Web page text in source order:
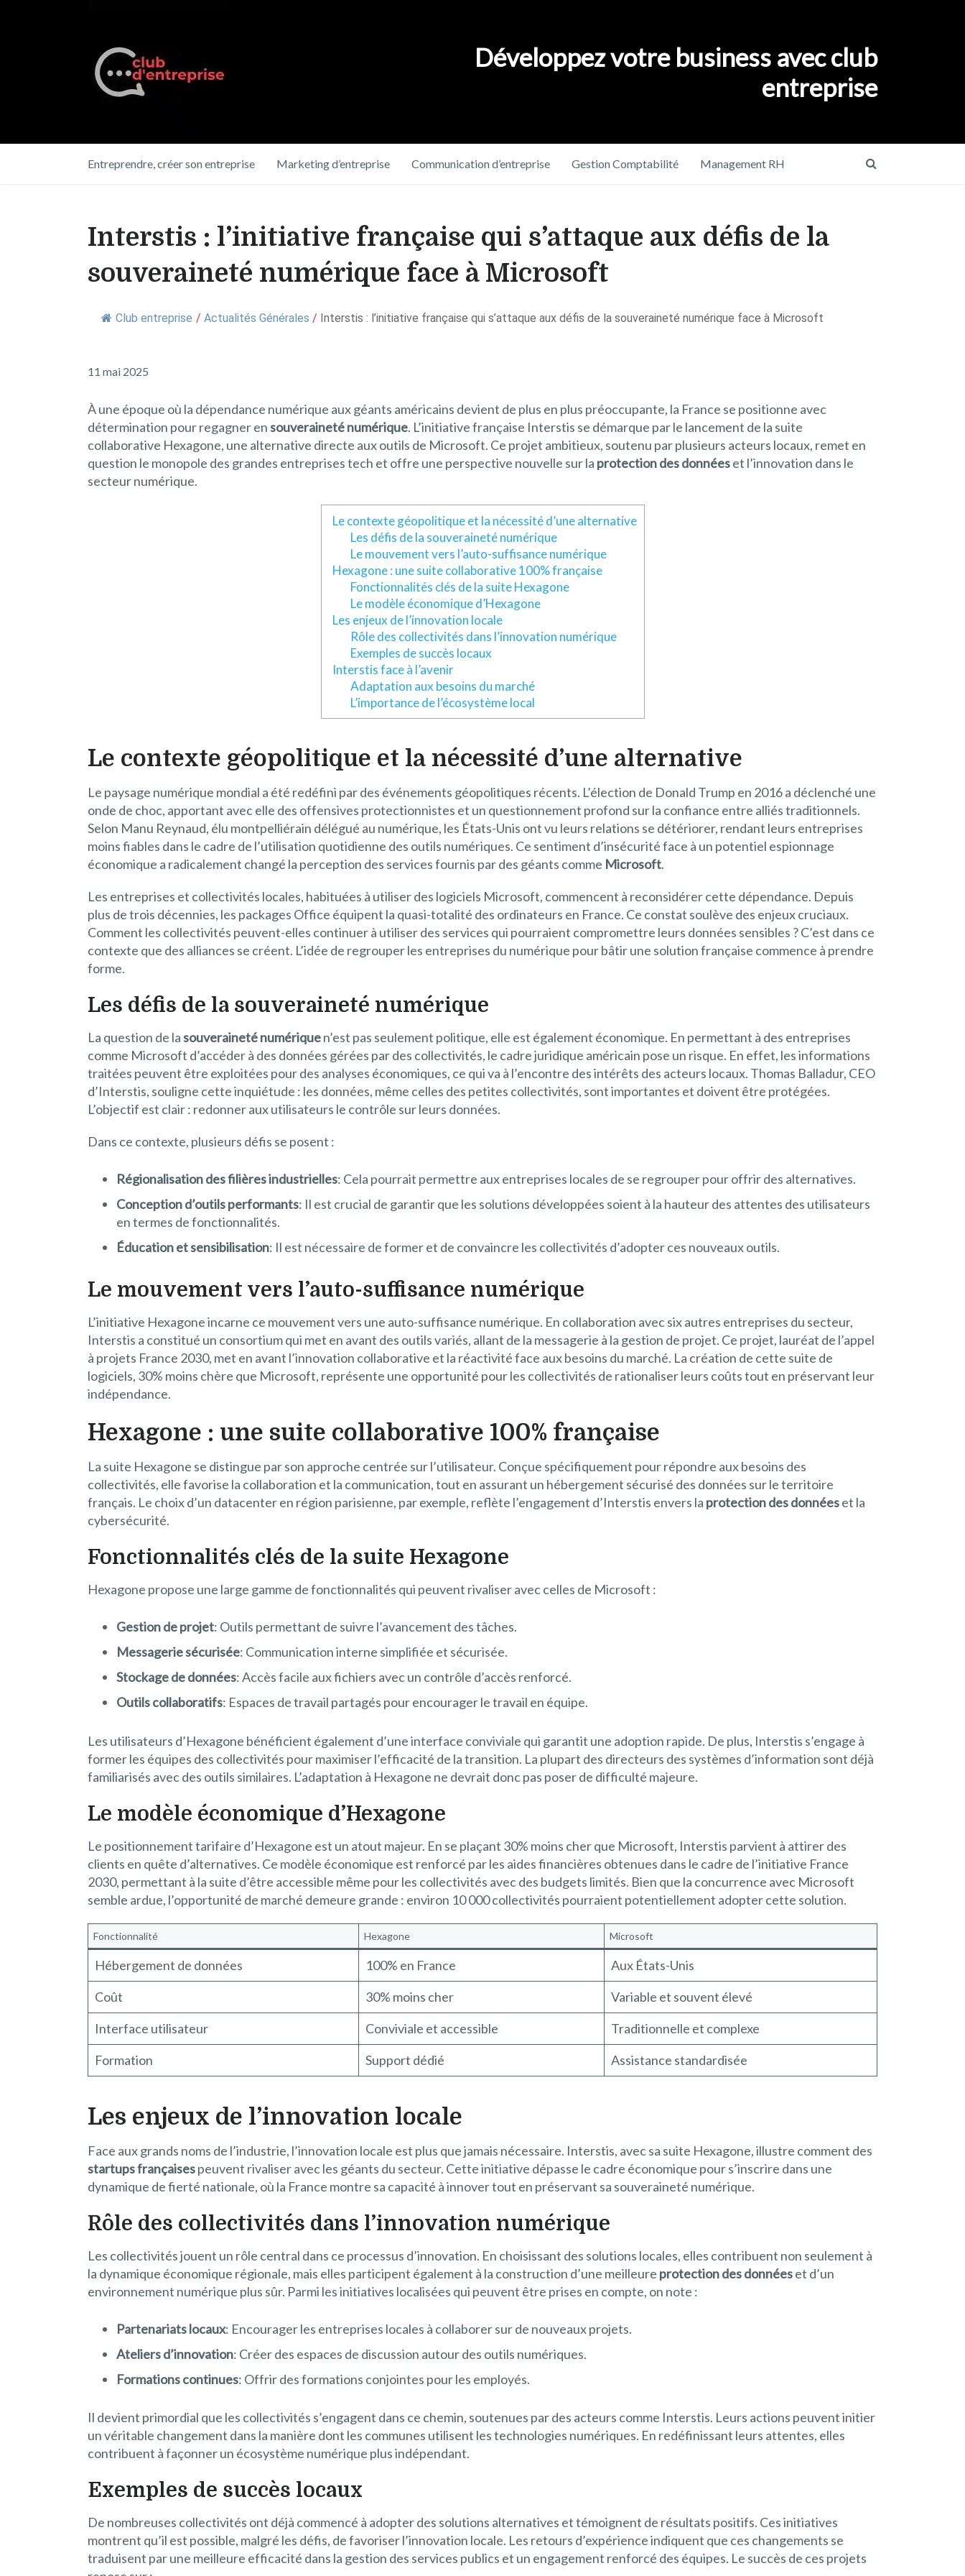
Développez votre business avec club
entreprise
Entreprendre, créer son entreprise Marketing d’entreprise Communication d’entreprise Gestion Comptabilité Management RH
Interstis : l’initiative française qui s’attaque aux défis de la
souveraineté numérique face à Microsoft
Club entreprise / Actualités Générales / Interstis : l’initiative française qui s’attaque aux défis de la souveraineté numérique face à Microsoft
11 mai 2025
À une époque où la dépendance numérique aux géants américains devient de plus en plus préoccupante, la France se positionne avec
détermination pour regagner ensouveraineté numérique. L’initiative française Interstis se démarque par le lancement de la suite
collaborative Hexagone, une alternative directe aux outils de Microsoft. Ce projet ambitieux, soutenu par plusieurs acteurs locaux, remet en
question le monopole des grandes entreprises tech et offre une perspective nouvelle sur la protection des donnéeset l’innovation dans le
secteur numérique.
Le contexte géopolitique et la nécessité d’une alternative
Les défis de la souveraineté numérique
Le mouvement vers l’auto-suffisance numérique
Hexagone : une suite collaborative 100% française
Fonctionnalités clés de la suite Hexagone
Le modèle économique d’Hexagone
Les enjeux de l’innovation locale
Rôle des collectivités dans l’innovation numérique
Exemples de succès locaux
Interstis face à l’avenir
Adaptation aux besoins du marché
L’importance de l’écosystème local
Le contexte géopolitique et la nécessité d’une alternative
Le paysage numérique mondial a été redéfini par des événements géopolitiques récents. L’élection de Donald Trump en 2016 a déclenché une
onde de choc, apportant avec elle des offensives protectionnistes et un questionnement profond sur la confiance entre alliés traditionnels.
Selon Manu Reynaud, élu montpelliérain délégué au numérique, les États-Unis ont vu leurs relations se détériorer, rendant leurs entreprises
moins fiables dans le cadre de l’utilisation quotidienne des outils numériques. Ce sentiment d’insécurité face à un potentiel espionnage
économique a radicalement changé la perception des services fournis par des géants comme Microsoft.
Les entreprises et collectivités locales, habituées à utiliser des logiciels Microsoft, commencent à reconsidérer cette dépendance. Depuis
plus de trois décennies, les packages Office équipent la quasi-totalité des ordinateurs en France. Ce constat soulève des enjeux cruciaux.
Comment les collectivités peuvent-elles continuer à utiliser des services qui pourraient compromettre leurs données sensibles ? C’est dans ce
contexte que des alliances se créent. L’idée de regrouper les entreprises du numérique pour bâtir une solution française commence à prendre
forme.
Les défis de la souveraineté numérique
La question de lasouveraineté numériquen’est pas seulement politique, elle est également économique. En permettant à des entreprises
comme Microsoft d’accéder à des données gérées par des collectivités, le cadre juridique américain pose un risque. En effet, les informations
traitées peuvent être exploitées pour des analyses économiques, ce qui va à l’encontre des intérêts des acteurs locaux. Thomas Balladur, CEO
d’Interstis, souligne cette inquiétude : les données, même celles des petites collectivités, sont importantes et doivent être protégées.
L’objectif est clair : redonner aux utilisateurs le contrôle sur leurs données.
Dans ce contexte, plusieurs défis se posent :
Régionalisation des filières industrielles: Cela pourrait permettre aux entreprises locales de se regrouper pour offrir des alternatives.
Conception d’outils performants: Il est crucial de garantir que les solutions développées soient à la hauteur des attentes des utilisateurs
en termes de fonctionnalités.
Éducation et sensibilisation: Il est nécessaire de former et de convaincre les collectivités d’adopter ces nouveaux outils.
Le mouvement vers l’auto-suffisance numérique
L’initiative Hexagone incarne ce mouvement vers une auto-suffisance numérique. En collaboration avec six autres entreprises du secteur,
Interstis a constitué un consortium qui met en avant des outils variés, allant de la messagerie à la gestion de projet. Ce projet, lauréat de l’appel
à projets France 2030, met en avant l’innovation collaborative et la réactivité face aux besoins du marché. La création de cette suite de
logiciels, 30% moins chère que Microsoft, représente une opportunité pour les collectivités de rationaliser leurs coûts tout en préservant leur
indépendance.
Hexagone : une suite collaborative 100% française
La suite Hexagone se distingue par son approche centrée sur l’utilisateur. Conçue spécifiquement pour répondre aux besoins des
collectivités, elle favorise la collaboration et la communication, tout en assurant un hébergement sécurisé des données sur le territoire
français. Le choix d’un datacenter en région parisienne, par exemple, reflète l’engagement d’Interstis envers la protection des donnéeset la
cybersécurité.
Fonctionnalités clés de la suite Hexagone
Hexagone propose une large gamme de fonctionnalités qui peuvent rivaliser avec celles de Microsoft :
Gestion de projet: Outils permettant de suivre l’avancement des tâches.
Messagerie sécurisée: Communication interne simplifiée et sécurisée.
Stockage de données: Accès facile aux fichiers avec un contrôle d’accès renforcé.
Outils collaboratifs: Espaces de travail partagés pour encourager le travail en équipe.
Les utilisateurs d’Hexagone bénéficient également d’une interface conviviale qui garantit une adoption rapide. De plus, Interstis s’engage à
former les équipes des collectivités pour maximiser l’efficacité de la transition. La plupart des directeurs des systèmes d’information sont déjà
familiarisés avec des outils similaires. L’adaptation à Hexagone ne devrait donc pas poser de difficulté majeure.
Le modèle économique d’Hexagone
Le positionnement tarifaire d’Hexagone est un atout majeur. En se plaçant 30% moins cher que Microsoft, Interstis parvient à attirer des
clients en quête d’alternatives. Ce modèle économique est renforcé par les aides financières obtenues dans le cadre de l’initiative France
2030, permettant à la suite d’être accessible même pour les collectivités avec des budgets limités. Bien que la concurrence avec Microsoft
semble ardue, l’opportunité de marché demeure grande : environ 10 000 collectivités pourraient potentiellement adopter cette solution.
Fonctionnalité Hexagone Microsoft
Hébergement de données 100% en France
Aux États-Unis
Coût
30% moins cher
Variable et souvent élevé
Interface utilisateur
Conviviale et accessible
Traditionnelle et complexe
Formation
Support dédié Assistance standardisée
Les enjeux de l’innovation locale
Face aux grands noms de l’industrie, l’innovation locale est plus que jamais nécessaire. Interstis, avec sa suite Hexagone, illustre comment des
startups françaisespeuvent rivaliser avec les géants du secteur. Cette initiative dépasse le cadre économique pour s’inscrire dans une
dynamique de fierté nationale, où la France montre sa capacité à innover tout en préservant sa souveraineté numérique.
Rôle des collectivités dans l’innovation numérique
Les collectivités jouent un rôle central dans ce processus d’innovation. En choisissant des solutions locales, elles contribuent non seulement à
la dynamique économique régionale, mais elles participent également à la construction d’une meilleure protection des donnéeset d’un
environnement numérique plus sûr. Parmi les initiatives localisées qui peuvent être prises en compte, on note :
Partenariats locaux: Encourager les entreprises locales à collaborer sur de nouveaux projets.
Ateliers d’innovation: Créer des espaces de discussion autour des outils numériques.
Formations continues: Offrir des formations conjointes pour les employés.
Il devient primordial que les collectivités s’engagent dans ce chemin, soutenues par des acteurs comme Interstis. Leurs actions peuvent initier
un véritable changement dans la manière dont les communes utilisent les technologies numériques. En redéfinissant leurs attentes, elles
contribuent à façonner un écosystème numérique plus indépendant.
Exemples de succès locaux
De nombreuses collectivités ont déjà commencé à adopter des solutions alternatives et témoignent de résultats positifs. Ces initiatives
montrent qu’il est possible, malgré les défis, de favoriser l’innovation locale. Les retours d’expérience indiquent que ces changements se
traduisent par une meilleure efficacité dans la gestion des services publics et un engagement renforcé des équipes. Le succès de ces projets